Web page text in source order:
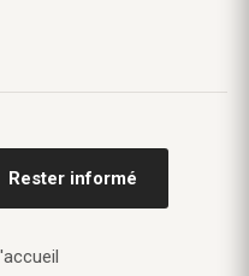
Rester informé